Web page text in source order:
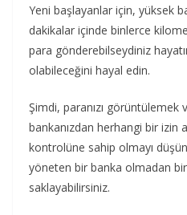
Yeni başlayanlar için, yüksek
dakikalar içinde binlerce
para gönderebilseydiniz
olabileceğini hayal edin.
Şimdi, paranızı
bankanızdan herhangi bir izin
kontrolüne sahip olmayı
yöneten bir banka olmadan
saklayabilirsiniz.